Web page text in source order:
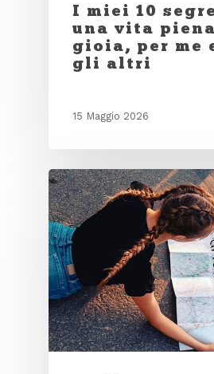
I miei 10
una vita
gioia, per me
gli altri
15 Maggio 2026